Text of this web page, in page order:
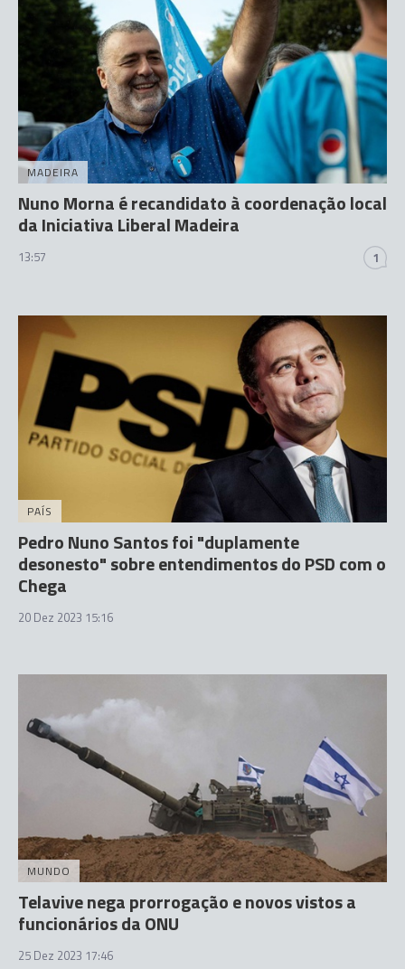
MADEIRA
Nuno Morna é recandidato à coordenação local
da Iniciativa Liberal Madeira
13:57 1
PAÍS
Pedro Nuno Santos foi "duplamente
desonesto" sobre entendimentos do PSD com o
Chega
20 Dez 2023 15:16
MUNDO
Telavive nega prorrogação e novos vistos a
funcionários da ONU
25 Dez 2023 17:46